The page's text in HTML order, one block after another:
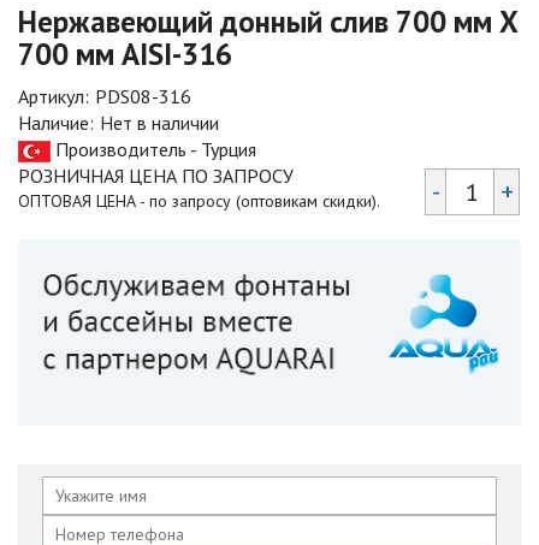
Нержавеющий донный слив 700 мм Х
700 мм AISI-316
Артикул: PDS08-316
Наличие: Нет в наличии
Производитель - Турция
РОЗНИЧНАЯ ЦЕНА ПО ЗАПРОСУ
ОПТОВАЯ ЦЕНА - по запросу (оптовикам скидки). - +